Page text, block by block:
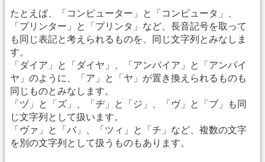
たとえば、「コンピューター」と「コンピュータ」、
「プリンター」と「プリンタ」など、長音記号を取って
も同じ表記と考えられるものを、同じ文字列とみなしま
す。
「ダイア」と「ダイヤ」、「アンパイア」と「アンパイ
ヤ」のように、「ア」と「ヤ」が置き換えられるものも
同じものとみなします。
「ヅ」と「ズ」、「ヂ」と「ジ」、「ヴ」と「ブ」も同
じ文字列として扱います。
「ヴァ」と「バ」、「ツィ」と「チ」など、複数の文字
を別の文字列として扱うものもあります。